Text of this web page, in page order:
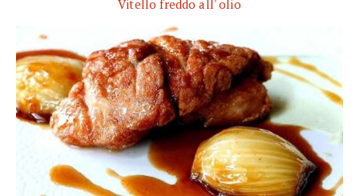
Vitello freddo all' olio